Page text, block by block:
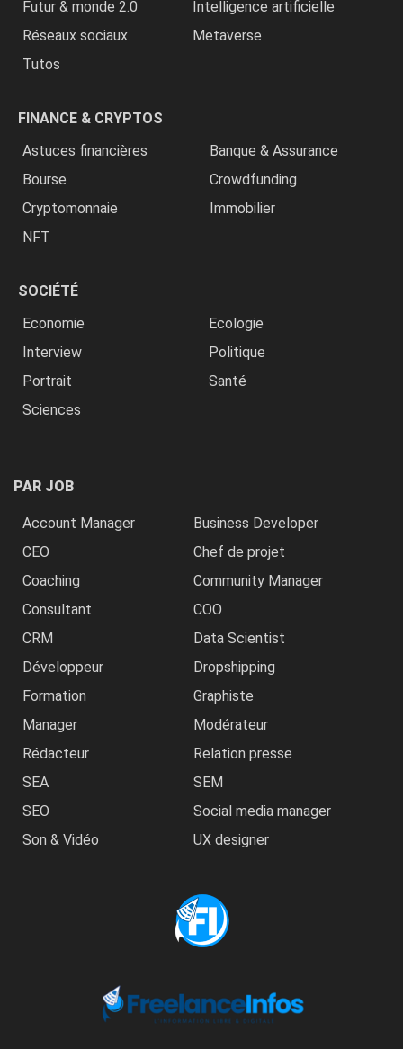
Futur & monde 2.0
Intelligence artificielle
Réseaux sociaux
Metaverse
Tutos
FINANCE & CRYPTOS
Astuces financières
Banque & Assurance
Bourse
Crowdfunding
Cryptomonnaie
Immobilier
NFT
SOCIÉTÉ
Economie
Ecologie
Interview
Politique
Portrait
Santé
Sciences
PAR JOB
Account Manager
Business Developer
CEO
Chef de projet
Coaching
Community Manager
Consultant
COO
CRM
Data Scientist
Développeur
Dropshipping
Formation
Graphiste
Manager
Modérateur
Rédacteur
Relation presse
SEA
SEM
SEO
Social media manager
Son & Vidéo
UX designer